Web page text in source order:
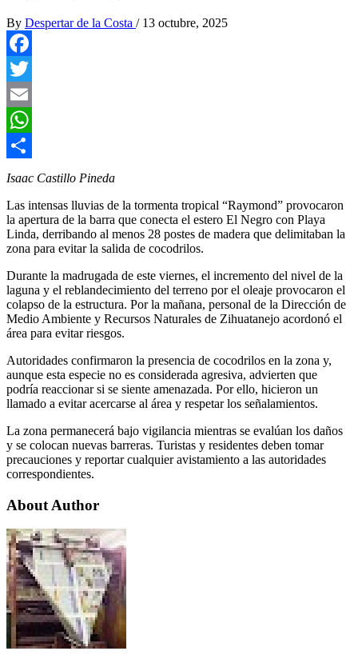
By Despertar de la Costa / 13 octubre, 2025
Facebook
Twitter
Email
WhatsApp
Compartir
Isaac Castillo Pineda
Las intensas lluvias de la tormenta tropical “Raymond” provocaron
la apertura de la barra que conecta el estero El Negro con Playa
Linda, derribando al menos 28 postes de madera que delimitaban la
zona para evitar la salida de cocodrilos.
Durante la madrugada de este viernes, el incremento del nivel de la
laguna y el reblandecimiento del terreno por el oleaje provocaron el
colapso de la estructura. Por la mañana, personal de la Dirección de
Medio Ambiente y Recursos Naturales de Zihuatanejo acordonó el
área para evitar riesgos.
Autoridades confirmaron la presencia de cocodrilos en la zona y,
aunque esta especie no es considerada agresiva, advierten que
podría reaccionar si se siente amenazada. Por ello, hicieron un
llamado a evitar acercarse al área y respetar los señalamientos.
La zona permanecerá bajo vigilancia mientras se evalúan los daños
y se colocan nuevas barreras. Turistas y residentes deben tomar
precauciones y reportar cualquier avistamiento a las autoridades
correspondientes.
About Author